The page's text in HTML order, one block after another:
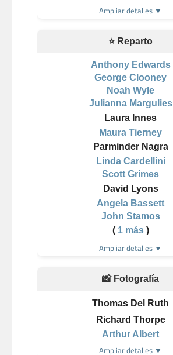
Ampliar detalles ▼
⭐ Reparto
Anthony Edwards
George Clooney
Noah Wyle
Julianna Margulies
Laura Innes
Maura Tierney
Parminder Nagra
Linda Cardellini
Scott Grimes
David Lyons
Angela Bassett
John Stamos
( 1 más)
Ampliar detalles ▼
📸 Fotografía
Thomas Del Ruth
Richard Thorpe
Arthur Albert
Ampliar detalles ▼